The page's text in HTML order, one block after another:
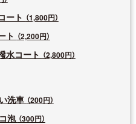
ート （1,800円）
ト （2,200円）
水コート （2,800円）
洗車 （200円）
泡 （300円）